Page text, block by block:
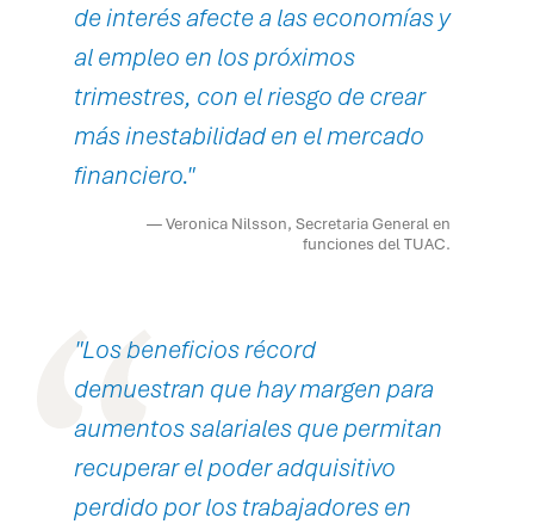
de interés afecte a las economías y
al empleo en los próximos
trimestres, con el riesgo de crear
más inestabilidad en el mercado
financiero."
— Veronica Nilsson, Secretaria General en
funciones del TUAC.
"Los beneficios récord
demuestran que hay margen para
aumentos salariales que permitan
recuperar el poder adquisitivo
perdido por los trabajadores en